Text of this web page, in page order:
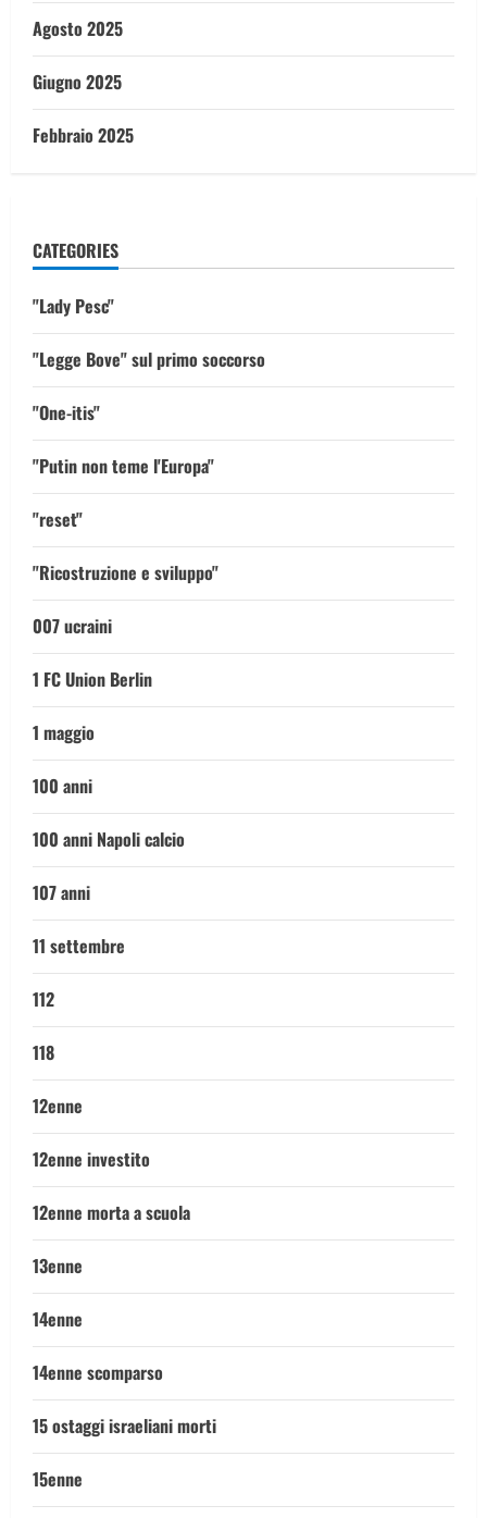
Agosto 2025
Giugno 2025
Febbraio 2025
CATEGORIES
"Lady Pesc"
"Legge Bove" sul primo soccorso
"One-itis"
"Putin non teme l'Europa"
"reset"
"Ricostruzione e sviluppo"
007 ucraini
1 FC Union Berlin
1 maggio
100 anni
100 anni Napoli calcio
107 anni
11 settembre
112
118
12enne
12enne investito
12enne morta a scuola
13enne
14enne
14enne scomparso
15 ostaggi israeliani morti
15enne